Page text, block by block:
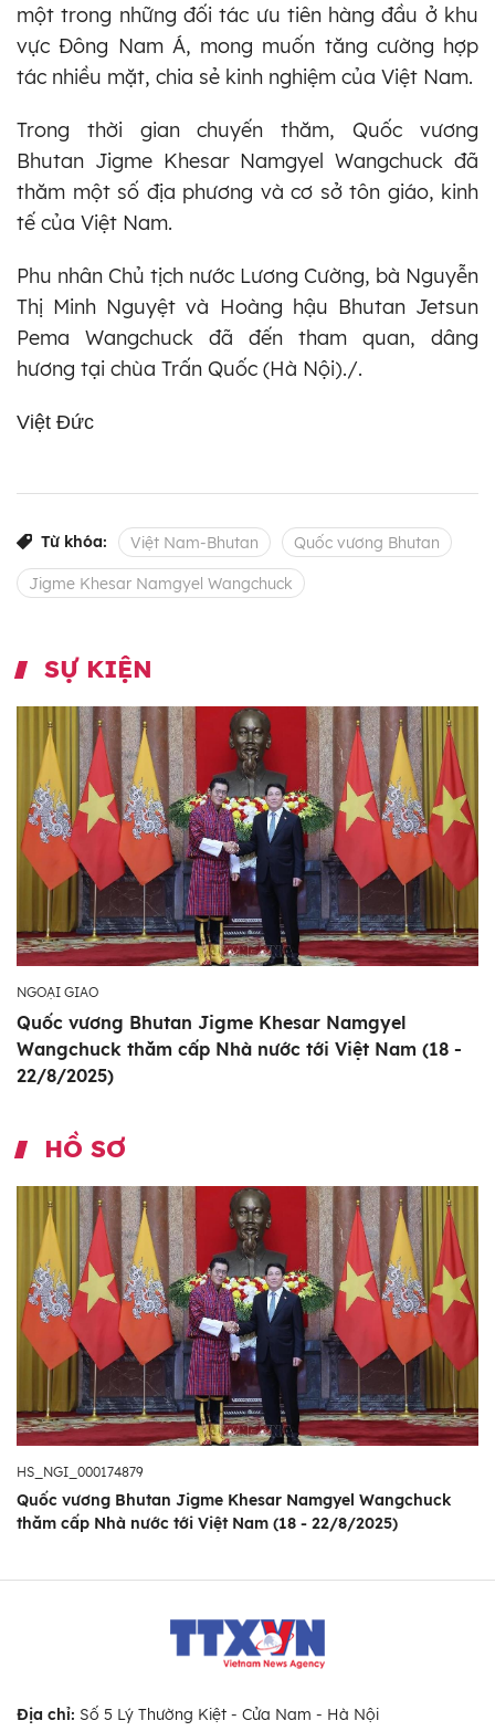
một trong những đối tác ưu tiên hàng đầu ở khu
vực Đông Nam Á, mong muốn tăng cường hợp
tác nhiều mặt, chia sẻ kinh nghiệm của Việt Nam.
Trong thời gian chuyến thăm, Quốc vương
Bhutan Jigme Khesar Namgyel Wangchuck đã
thăm một số địa phương và cơ sở tôn giáo, kinh
tế của Việt Nam.
Phu nhân Chủ tịch nước Lương Cường, bà Nguyễn
Thị Minh Nguyệt và Hoàng hậu Bhutan Jetsun
Pema Wangchuck đã đến tham quan, dâng
hương tại chùa Trấn Quốc (Hà Nội)./.
Việt Đức
Từ khóa: Việt Nam-Bhutan Quốc vương Bhutan
Jigme Khesar Namgyel Wangchuck
SỰ KIỆN
NGOẠI GIAO
Quốc vương Bhutan Jigme Khesar Namgyel
Wangchuck thăm cấp Nhà nước tới Việt Nam (18 -
22/8/2025)
HỒ SƠ
HS_NGI_000174879
Quốc vương Bhutan Jigme Khesar Namgyel Wangchuck
thăm cấp Nhà nước tới Việt Nam (18 - 22/8/2025)
Địa chỉ: Số 5 Lý Thường Kiệt - Cửa Nam - Hà Nội